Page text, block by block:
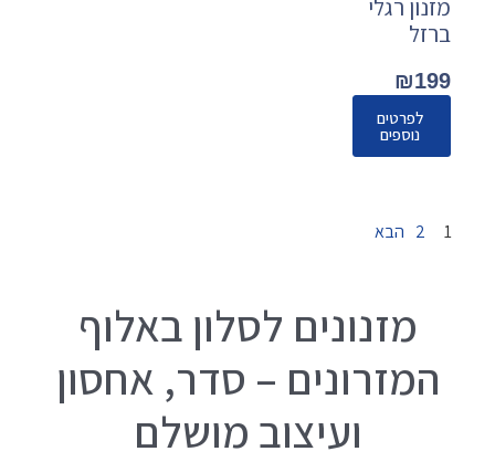
מזנון רגלי
ברזל
₪199
לפרטים
נוספים
1
2 הבא
מזנונים לסלון באלוף
המזרונים – סדר, אחסון
ועיצוב מושלם